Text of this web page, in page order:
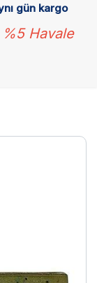
gün kargo
%5 Havale